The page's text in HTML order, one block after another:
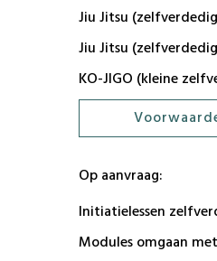
Jiu Jitsu
Jiu Jitsu
KO-JIGO (kleine
Op aanvraag:
Initiatielessen
Modules omgaan